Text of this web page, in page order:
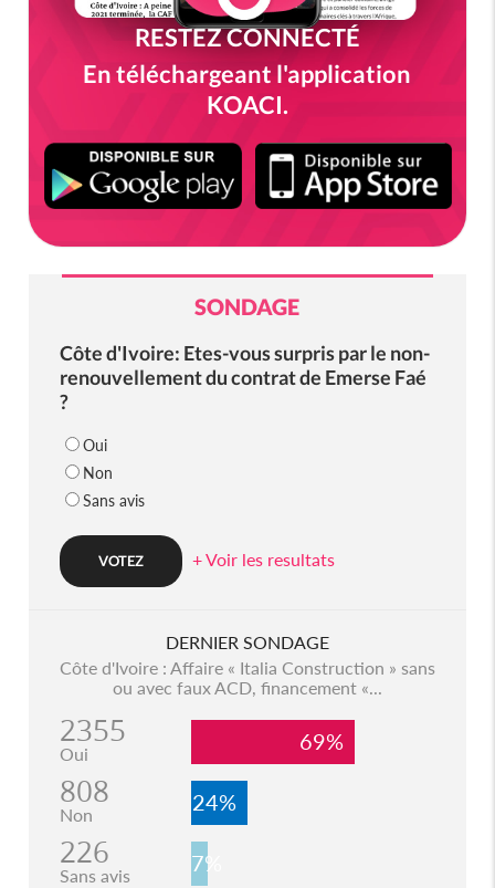
RESTEZ CONNECTÉ
En téléchargeant l'application
KOACI.
SONDAGE
Côte d'Ivoire: Etes-vous surpris par le non-
renouvellement du contrat de Emerse Faé
?
Oui
Non
Sans avis
+ Voir les resultats
DERNIER SONDAGE
Côte d'Ivoire : Affaire « Italia Construction » sans
ou avec faux ACD, financement «...
2355
Oui 69%
808
Non 24%
226
Sans avis 7%